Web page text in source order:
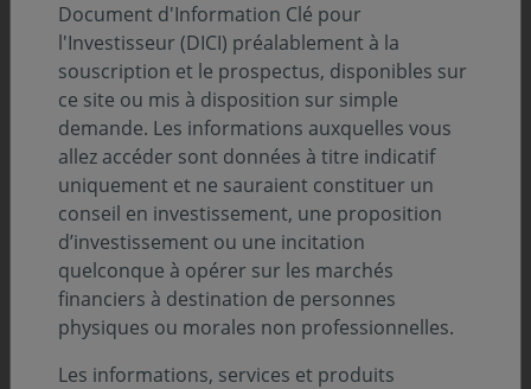
ACCÈS DIRECT
Description
Infos clés
Profil de risque (SRI) :
Niveau
1 Niveau
2 Niveau
3 Niveau
4 Niveau
5 Niveau
6
Document d'Information Clé pour
l'Investisseur (DICI) préalablement à la
souscription et le prospectus, disponibles sur
ce site ou mis à disposition sur simple
demande. Les informations auxquelles vous
allez accéder sont données à titre indicatif
uniquement et ne sauraient constituer un
conseil en investissement, une proposition
d’investissement ou une incitation
quelconque à opérer sur les marchés
financiers à destination de personnes
physiques ou morales non professionnelles.
Les informations, services et produits